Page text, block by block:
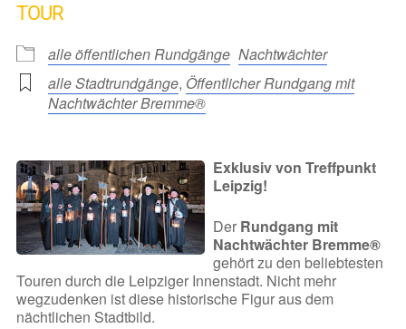
TOUR
alle öffentlichen Rundgänge Nachtwächter
alle Stadtrundgänge, Öffentlicher Rundgang mit
Nachtwächter Bremme®
Exklusiv von Treffpunkt
Leipzig!
Der Rundgang mit
Nachtwächter Bremme®
gehört zu den beliebtesten
Touren durch die Leipziger Innenstadt. Nicht mehr
wegzudenken ist diese historische Figur aus dem
nächtlichen Stadtbild.